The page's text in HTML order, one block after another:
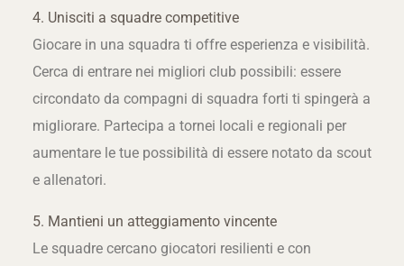
4. Unisciti a squadre competitive
Giocare in una squadra ti offre esperienza e visibilità.
Cerca di entrare nei migliori club possibili: essere
circondato da compagni di squadra forti ti spingerà a
migliorare. Partecipa a tornei locali e regionali per
aumentare le tue possibilità di essere notato da scout
e allenatori.
5. Mantieni un atteggiamento vincente
Le squadre cercano giocatori resilienti e con